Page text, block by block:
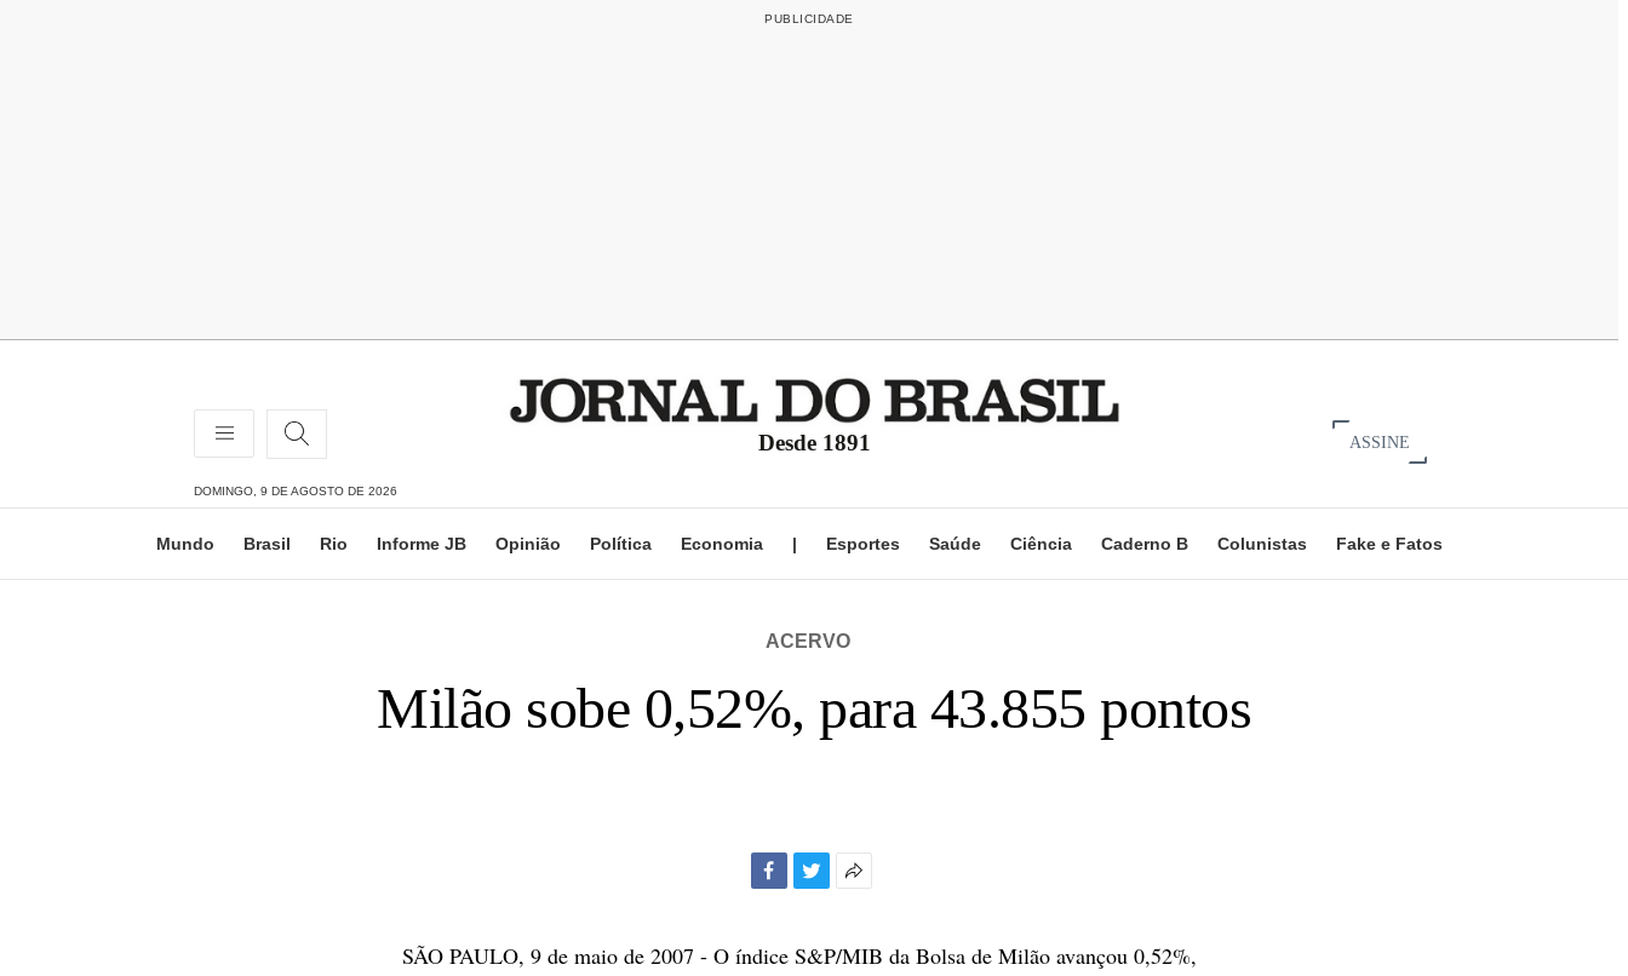
Desde 1891 ASSINE
DOMINGO, 9 DE AGOSTO DE 2026
Mundo Brasil Rio Informe JB Opinião Política Economia | Esportes Saúde Ciência Caderno B Colunistas Fake e Fatos
ACERVO
Milão sobe 0,52%, para 43.855 pontos
compartilhamento
SÃO PAULO, 9 de maio de 2007 - O índice S&P/MIB da Bolsa de Milão avançou 0,52%,